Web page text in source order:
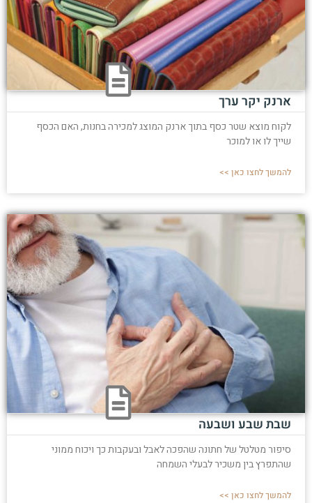
ארנק יקר ערך
לקוח מוצא שטר כסף בתוך ארנק המוצג למכירה בחנות, האם הכסף
שייך לו או למוכר
להמשך לחצו כאן >>
שבת שבע ושבעה
סיפור מטלטל של חתונה שהפכה לאבל ובעקבות כך ויכוח ממוני
שהתפרץ בין משכיר לבעלי השמחה
להמשך לחצו כאן >>